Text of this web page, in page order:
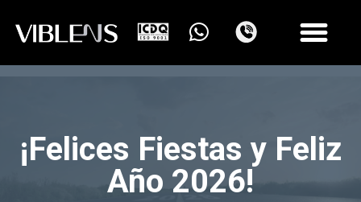
¡Felices Fiestas y Feliz
Año 2026!